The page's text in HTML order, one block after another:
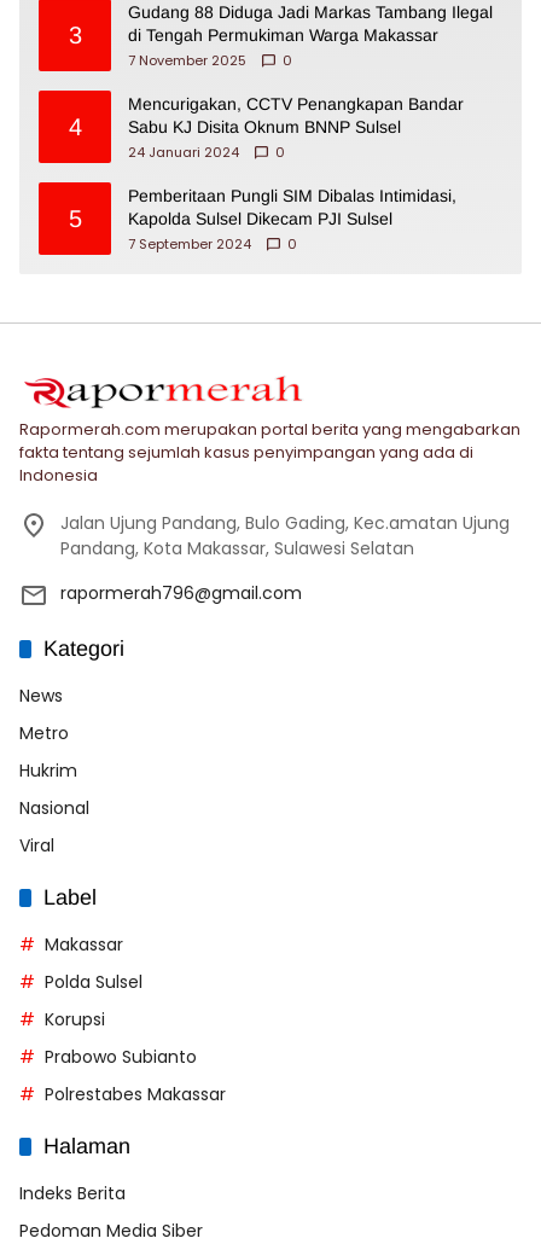
3
Gudang 88 Diduga Jadi Markas Tambang Ilegal
di Tengah Permukiman Warga Makassar
7 November 2025
0
4
Mencurigakan, CCTV Penangkapan Bandar
Sabu KJ Disita Oknum BNNP Sulsel
24 Januari 2024
0
5
Pemberitaan Pungli SIM Dibalas Intimidasi,
Kapolda Sulsel Dikecam PJI Sulsel
7 September 2024
0
Rapormerah.com merupakan portal berita yang mengabarkan
fakta tentang sejumlah kasus penyimpangan yang ada di
Indonesia
Jalan Ujung Pandang, Bulo Gading, Kec.amatan Ujung
Pandang, Kota Makassar, Sulawesi Selatan
rapormerah796@gmail.com
Kategori
News
Metro
Hukrim
Nasional
Viral
Label
Makassar
Polda Sulsel
Korupsi
Prabowo Subianto
Polrestabes Makassar
Halaman
Indeks Berita
Pedoman Media Siber